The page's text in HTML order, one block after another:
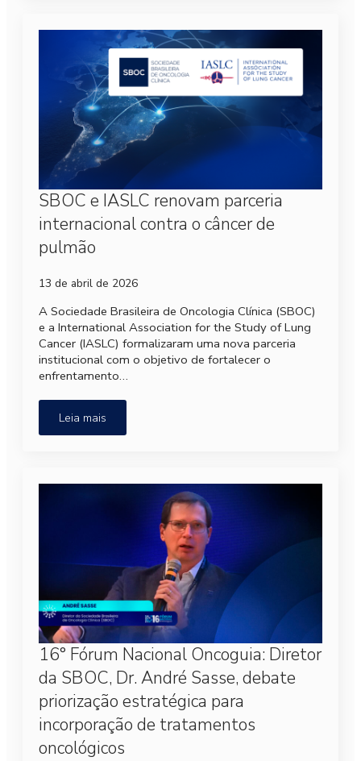
SBOC e IASLC renovam parceria
internacional contra o câncer de
pulmão
13 de abril de 2026
A Sociedade Brasileira de Oncologia Clínica (SBOC)
e a International Association for the Study of Lung
Cancer (IASLC) formalizaram uma nova parceria
institucional com o objetivo de fortalecer o
enfrentamento…
Leia mais
16° Fórum Nacional Oncoguia: Diretor
da SBOC, Dr. André Sasse, debate
priorização estratégica para
incorporação de tratamentos
oncológicos